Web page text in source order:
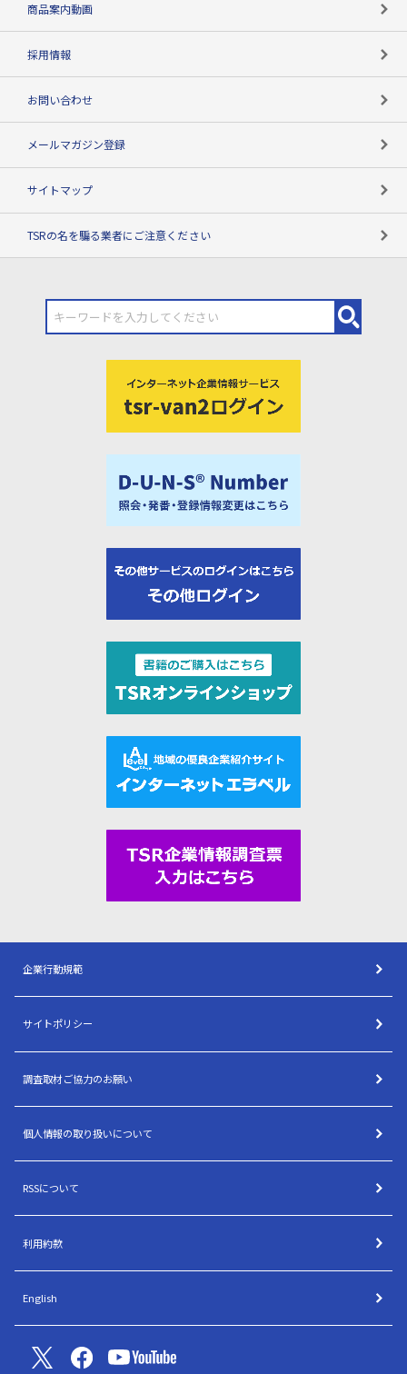
商品案内動画
採用情報
お問い合わせ
メールマガジン登録
サイトマップ
TSRの名を騙る業者にご注意ください
企業行動規範
サイトポリシー
調査取材ご協力のお願い
個人情報の取り扱いについて
RSSについて
利用約款
English